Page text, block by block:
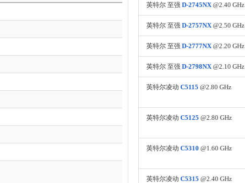
英特尔 至强 D-2745NX@2.40 GHz
英特尔 至强 D-2757NX@2.50 GHz
英特尔 至强 D-2777NX@2.20 GHz
英特尔 至强 D-2798NX@2.10 GHz
英特尔凌动 C5115 @2.80 GHz
英特尔凌动 C5125 @2.80 GHz
英特尔凌动 C5310 @1.60 GHz
英特尔凌动 C5315 @2.40 GHz